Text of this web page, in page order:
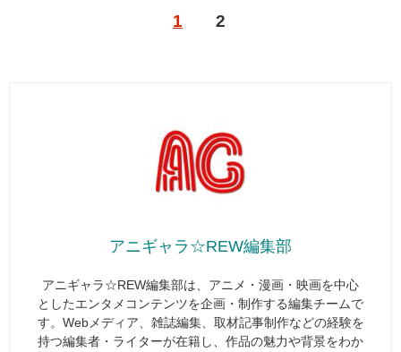
1 2
アニギャラ☆REW編集部
アニギャラ☆REW編集部は、アニメ・漫画・映画を中心
としたエンタメコンテンツを企画・制作する編集チームで
す。Webメディア、雑誌編集、取材記事制作などの経験を
持つ編集者・ライターが在籍し、作品の魅力や背景をわか